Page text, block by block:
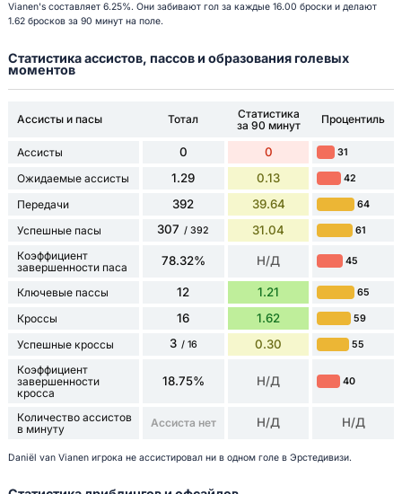
Vianen's составляет 6.25%. Они забивают гол за каждые 16.00 броски и делают
1.62 бросков за 90 минут на поле.
Статистика ассистов, пассов и образования голевых
моментов
Ассисты и пасы Тотал
Статистика
за 90 минут
Процентиль
Ассисты 0 0 31
Ожидаемые ассисты 1.29 0.13 42
Передачи 392 39.64 64
Успешные пасы 307 / 392 31.04 61
Коэффициент
завершенности паса
78.32% Н/Д 45
Ключевые пассы 12 1.21 65
Кроссы 16 1.62 59
Успешные кроссы 3 / 16 0.30 55
Коэффициент
завершенности
кросса
18.75% Н/Д 40
Количество ассистов
в минуту
Ассиста нет Н/Д Н/Д
Daniël van Vianen игрока не ассистировал ни в одном голе в Эрстедивизи.